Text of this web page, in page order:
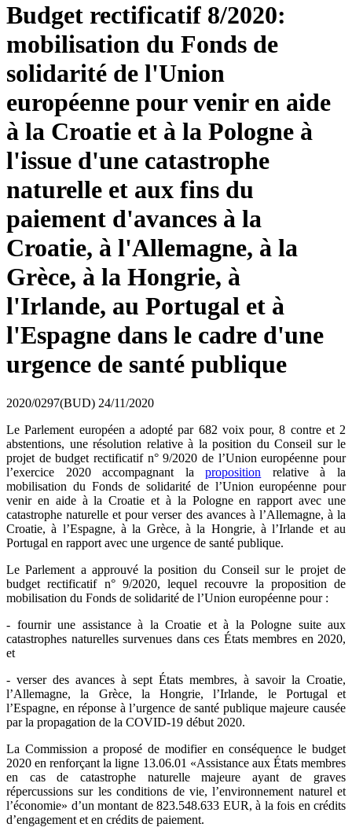
Budget rectificatif 8/2020:
mobilisation du Fonds de
solidarité de l'Union
européenne pour venir en aide
à la Croatie et à la Pologne à
l'issue d'une catastrophe
naturelle et aux fins du
paiement d'avances à la
Croatie, à l'Allemagne, à la
Grèce, à la Hongrie, à
l'Irlande, au Portugal et à
l'Espagne dans le cadre d'une
urgence de santé publique
2020/0297(BUD) 24/11/2020
Le Parlement européen a adopté par 682 voix pour, 8 contre et 2
abstentions, une résolution relative à la position du Conseil sur le
projet de budget rectificatif n° 9/2020 de l’Union européenne pour
l’exercice 2020 accompagnant laproposition relative à la
mobilisation du Fonds de solidarité de l’Union européenne pour
venir en aide à la Croatie et à la Pologne en rapport avec une
catastrophe naturelle et pour verser des avances à l’Allemagne, à la
Croatie, à l’Espagne, à la Grèce, à la Hongrie, à l’Irlande et au
Portugal en rapport avec une urgence de santé publique.
Le Parlement a approuvé la position du Conseil sur le projet de
budget rectificatif n° 9/2020, lequel recouvre la proposition de
mobilisation du Fonds de solidarité de l’Union européenne pour :
- fournir une assistance à la Croatie et à la Pologne suite aux
catastrophes naturelles survenues dans ces États membres en 2020,
et
- verser des avances à sept États membres, à savoir la Croatie,
l’Allemagne, la Grèce, la Hongrie, l’Irlande, le Portugal et
l’Espagne, en réponse à l’urgence de santé publique majeure causée
par la propagation de la COVID-19 début 2020.
La Commission a proposé de modifier en conséquence le budget
2020 en renforçant la ligne 13.06.01 «Assistance aux États membres
en cas de catastrophe naturelle majeure ayant de graves
répercussions sur les conditions de vie, l’environnement naturel et
l’économie» d’un montant de 823.548.633 EUR, à la fois en crédits
d’engagement et en crédits de paiement.